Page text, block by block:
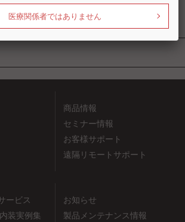
商品情報
セミナー情報
お客様サポート
遠隔リモートサポート
ービス
装実例集
お知らせ
製品メンテナンス情報
医療関係者ではありません